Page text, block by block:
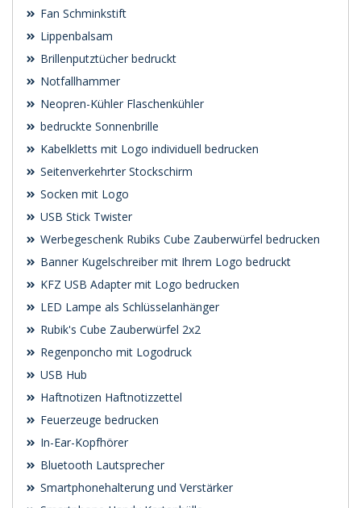
Fan Schminkstift
Lippenbalsam
Brillenputztücher bedruckt
Notfallhammer
Neopren-Kühler Flaschenkühler
bedruckte Sonnenbrille
Kabelkletts mit Logo individuell bedrucken
Seitenverkehrter Stockschirm
Socken mit Logo
USB Stick Twister
Werbegeschenk Rubiks Cube Zauberwürfel bedrucken
Banner Kugelschreiber mit Ihrem Logo bedruckt
KFZ USB Adapter mit Logo bedrucken
LED Lampe als Schlüsselanhänger
Rubik's Cube Zauberwürfel 2x2
Regenponcho mit Logodruck
USB Hub
Haftnotizen Haftnotizzettel
Feuerzeuge bedrucken
In-Ear-Kopfhörer
Bluetooth Lautsprecher
Smartphonehalterung und Verstärker